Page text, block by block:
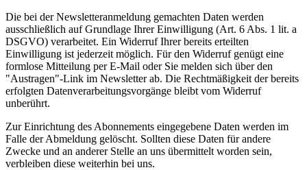
Die bei der Newsletteranmeldung gemachten Daten werden
ausschließlich auf Grundlage Ihrer Einwilligung (Art. 6 Abs. 1 lit. a
DSGVO) verarbeitet. Ein Widerruf Ihrer bereits erteilten
Einwilligung ist jederzeit möglich. Für den Widerruf genügt eine
formlose Mitteilung per E-Mail oder Sie melden sich über den
"Austragen"-Link im Newsletter ab. Die Rechtmäßigkeit der bereits
erfolgten Datenverarbeitungsvorgänge bleibt vom Widerruf
unberührt.
Zur Einrichtung des Abonnements eingegebene Daten werden im
Falle der Abmeldung gelöscht. Sollten diese Daten für andere
Zwecke und an anderer Stelle an uns übermittelt worden sein,
verbleiben diese weiterhin bei uns.